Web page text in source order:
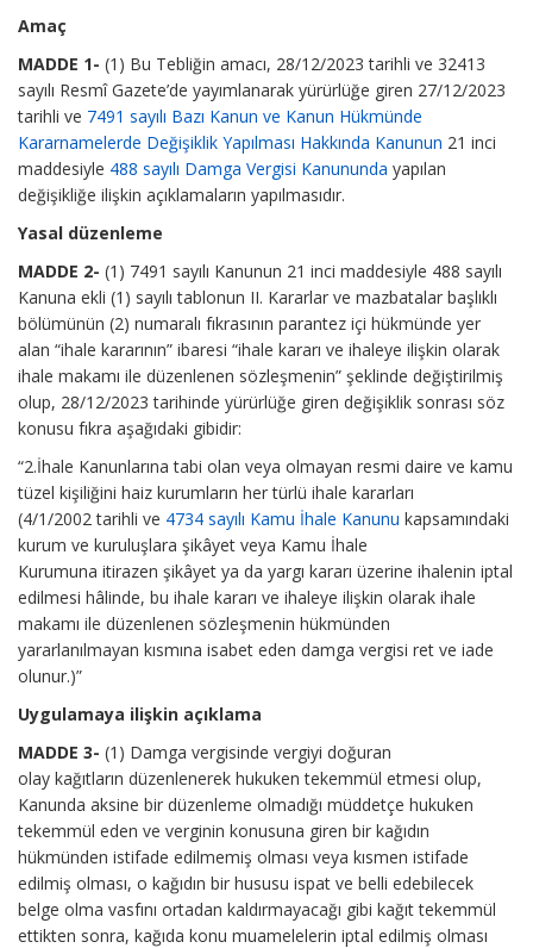
Amaç
MADDE 1- (1) Bu Tebliğin amacı, 28/12/2023 tarihli ve 32413
sayılı Resmî Gazete’de yayımlanarak yürürlüğe giren 27/12/2023
tarihli ve 7491 sayılı Bazı Kanun ve Kanun Hükmünde
Kararnamelerde Değişiklik Yapılması Hakkında Kanunun 21 inci
maddesiyle 488 sayılı Damga Vergisi Kanununda yapılan
değişikliğe ilişkin açıklamaların yapılmasıdır.
Yasal düzenleme
MADDE 2- (1) 7491 sayılı Kanunun 21 inci maddesiyle 488 sayılı
Kanuna ekli (1) sayılı tablonun II. Kararlar ve mazbatalar başlıklı
bölümünün (2) numaralı fıkrasının parantez içi hükmünde yer
alan “ihale kararının” ibaresi “ihale kararı ve ihaleye ilişkin olarak
ihale makamı ile düzenlenen sözleşmenin” şeklinde değiştirilmiş
olup, 28/12/2023 tarihinde yürürlüğe giren değişiklik sonrası söz
konusu fıkra aşağıdaki gibidir:
“2.İhale Kanunlarına tabi olan veya olmayan resmi daire ve kamu
tüzel kişiliğini haiz kurumların her türlü ihale kararları
(4/1/2002 tarihli ve 4734 sayılı Kamu İhale Kanunu kapsamındaki
kurum ve kuruluşlara şikâyet veya Kamu İhale
Kurumuna itirazen şikâyet ya da yargı kararı üzerine ihalenin iptal
edilmesi hâlinde, bu ihale kararı ve ihaleye ilişkin olarak ihale
makamı ile düzenlenen sözleşmenin hükmünden
yararlanılmayan kısmına isabet eden damga vergisi ret ve iade
olunur.)”
Uygulamaya ilişkin açıklama
MADDE 3- (1) Damga vergisinde vergiyi doğuran
olay kağıtların düzenlenerek hukuken tekemmül etmesi olup,
Kanunda aksine bir düzenleme olmadığı müddetçe hukuken
tekemmül eden ve verginin konusuna giren bir kağıdın
hükmünden istifade edilmemiş olması veya kısmen istifade
edilmiş olması, o kağıdın bir hususu ispat ve belli edebilecek
belge olma vasfını ortadan kaldırmayacağı gibi kağıt tekemmül
ettikten sonra, kağıda konu muamelelerin iptal edilmiş olması